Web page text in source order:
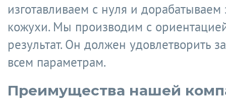
изготавливаем с нуля и
кожухи. Мы производим с
результат. Он должен удовлетворить
всем параметрам.
Преимущества нашей